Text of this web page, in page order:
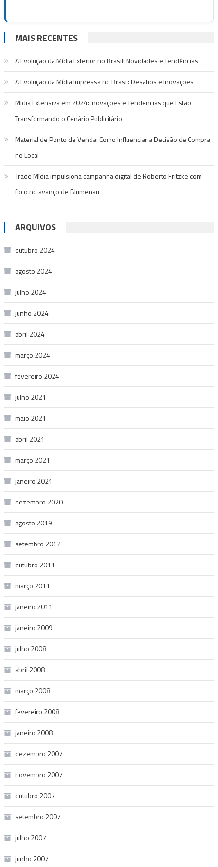
MAIS RECENTES
A Evolução da Mídia Exterior no Brasil: Novidades e Tendências
A Evolução da Mídia Impressa no Brasil: Desafios e Inovações
Mídia Extensiva em 2024: Inovações e Tendências que Estão
Transformando o Cenário Publicitário
Material de Ponto de Venda: Como Influenciar a Decisão de Compra
no Local
Trade Mídia impulsiona campanha digital de Roberto Fritzke com
foco no avanço de Blumenau
ARQUIVOS
outubro 2024
agosto 2024
julho 2024
junho 2024
abril 2024
março 2024
fevereiro 2024
julho 2021
maio 2021
abril 2021
março 2021
janeiro 2021
dezembro 2020
agosto 2019
setembro 2012
outubro 2011
março 2011
janeiro 2011
janeiro 2009
julho 2008
abril 2008
março 2008
fevereiro 2008
janeiro 2008
dezembro 2007
novembro 2007
outubro 2007
setembro 2007
julho 2007
junho 2007